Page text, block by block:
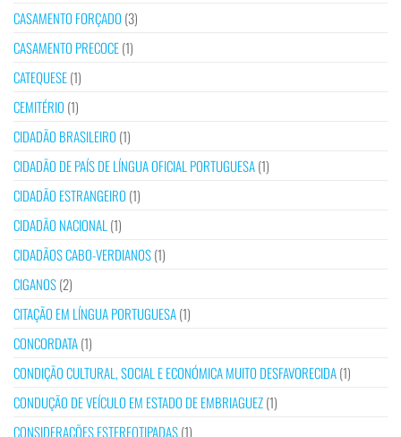
CASAMENTO FORÇADO (3)
CASAMENTO PRECOCE(1)
CATEQUESE(1)
CEMITÉRIO (1)
CIDADÃO BRASILEIRO (1)
CIDADÃO DE PAÍS DE LÍNGUA OFICIAL PORTUGUESA(1)
CIDADÃO ESTRANGEIRO (1)
CIDADÃO NACIONAL (1)
CIDADÃOS CABO-VERDIANOS(1)
CIGANOS(2)
CITAÇÃO EM LÍNGUA PORTUGUESA(1)
CONCORDATA(1)
CONDIÇÃO CULTURAL, SOCIAL E ECONÓMICA MUITO DESFAVORECIDA(1)
CONDUÇÃO DE VEÍCULO EM ESTADO DE EMBRIAGUEZ(1)
CONSIDERAÇÕES ESTEREOTIPADAS(1)